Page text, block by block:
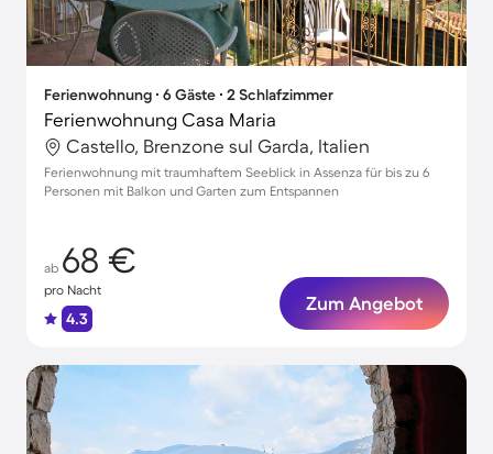
Ferienwohnung ∙ 6 Gäste ∙ 2 Schlafzimmer
Ferienwohnung Casa Maria
Castello, Brenzone sul Garda, Italien
Ferienwohnung mit traumhaftem Seeblick in Assenza für bis zu 6
Personen mit Balkon und Garten zum Entspannen
ab 68 €
pro Nacht
4.3
Zum Angebot